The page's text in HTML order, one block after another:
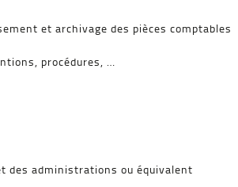
et archivage des pièces comptables
procédures, …
des administrations ou équivalent